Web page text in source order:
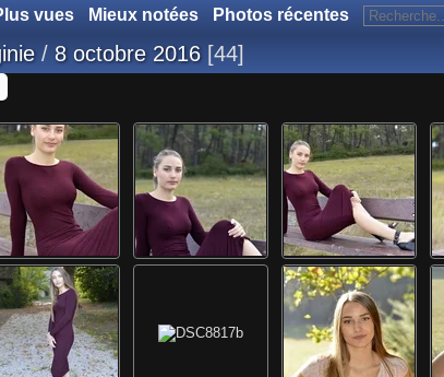
vues Mieux notées Photos récentes
/ 8 octobre 2016 44